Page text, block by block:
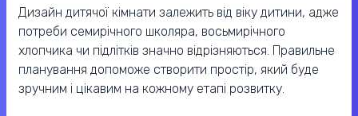
Дизайн дитячої кімнати залежить від віку дитини, адже
потреби семирічного школяра, восьмирічного
хлопчика чи підлітків значно відрізняються. Правильне
планування допоможе створити простір, який буде
зручним і цікавим на кожному етапі розвитку.